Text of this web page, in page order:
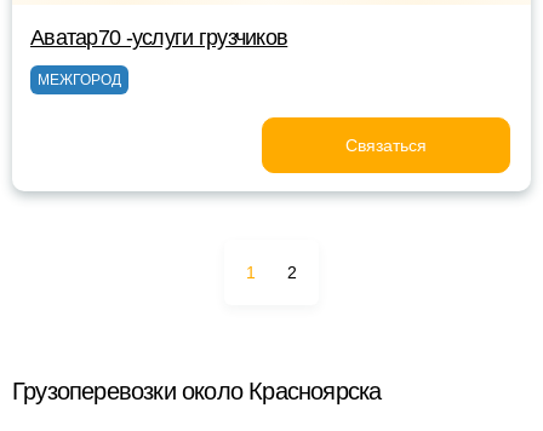
Аватар70 -услуги грузчиков
МЕЖГОРОД
Связаться
1 2
Грузоперевозки около Красноярска